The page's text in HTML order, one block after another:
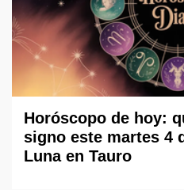
Horóscopo de hoy:
signo este martes 4
Luna en Tauro